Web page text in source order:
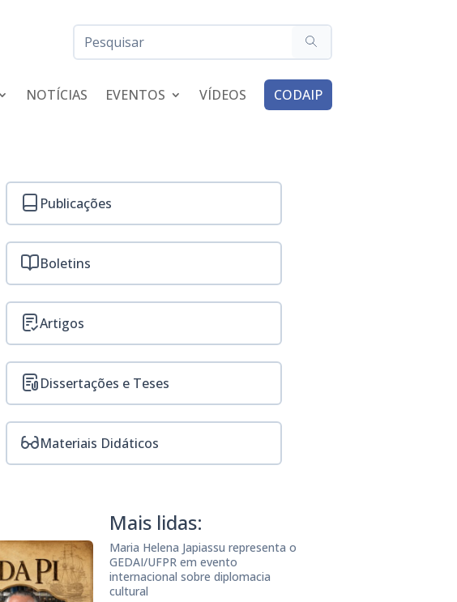
NOTÍCIAS EVENTOS VÍDEOS CODAIP
Inscreva-se agora
Publicações
Boletins
Artigos
Dissertações e Teses
Materiais Didáticos
Mais lidas:
Maria Helena Japiassu representa o
GEDAI/UFPR em evento
internacional sobre diplomacia
cultural